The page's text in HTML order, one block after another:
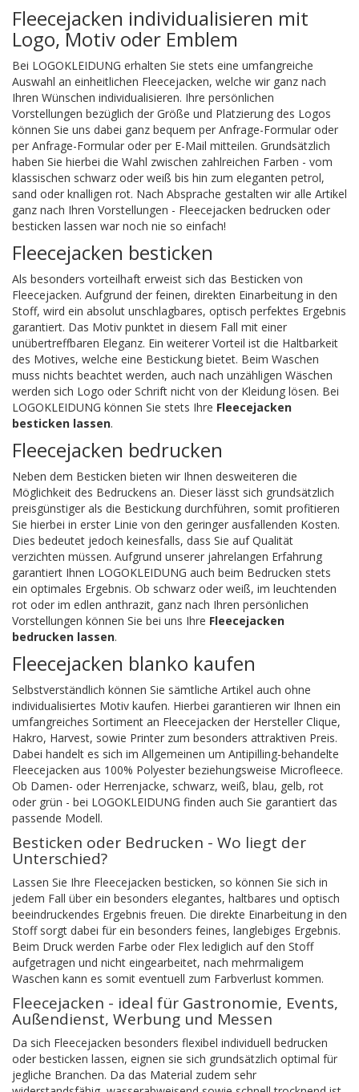
Fleecejacken individualisieren mit
Logo, Motiv oder Emblem
Bei LOGOKLEIDUNG erhalten Sie stets eine umfangreiche
Auswahl an einheitlichen Fleecejacken, welche wir ganz nach
Ihren Wünschen individualisieren. Ihre persönlichen
Vorstellungen bezüglich der Größe und Platzierung des Logos
können Sie uns dabei ganz bequem per Anfrage-Formular oder
per Anfrage-Formular oder per E-Mail mitteilen. Grundsätzlich
haben Sie hierbei die Wahl zwischen zahlreichen Farben - vom
klassischen schwarz oder weiß bis hin zum eleganten petrol,
sand oder knalligen rot. Nach Absprache gestalten wir alle Artikel
ganz nach Ihren Vorstellungen - Fleecejacken bedrucken oder
besticken lassen war noch nie so einfach!
Fleecejacken besticken
Als besonders vorteilhaft erweist sich das Besticken von
Fleecejacken. Aufgrund der feinen, direkten Einarbeitung in den
Stoff, wird ein absolut unschlagbares, optisch perfektes Ergebnis
garantiert. Das Motiv punktet in diesem Fall mit einer
unübertreffbaren Eleganz. Ein weiterer Vorteil ist die Haltbarkeit
des Motives, welche eine Bestickung bietet. Beim Waschen
muss nichts beachtet werden, auch nach unzähligen Wäschen
werden sich Logo oder Schrift nicht von der Kleidung lösen. Bei
LOGOKLEIDUNG können Sie stets Ihre Fleecejacken
besticken lassen.
Fleecejacken bedrucken
Neben dem Besticken bieten wir Ihnen desweiteren die
Möglichkeit des Bedruckens an. Dieser lässt sich grundsätzlich
preisgünstiger als die Bestickung durchführen, somit profitieren
Sie hierbei in erster Linie von den geringer ausfallenden Kosten.
Dies bedeutet jedoch keinesfalls, dass Sie auf Qualität
verzichten müssen. Aufgrund unserer jahrelangen Erfahrung
garantiert Ihnen LOGOKLEIDUNG auch beim Bedrucken stets
ein optimales Ergebnis. Ob schwarz oder weiß, im leuchtenden
rot oder im edlen anthrazit, ganz nach Ihren persönlichen
Vorstellungen können Sie bei uns Ihre Fleecejacken
bedrucken lassen.
Fleecejacken blanko kaufen
Selbstverständlich können Sie sämtliche Artikel auch ohne
individualisiertes Motiv kaufen. Hierbei garantieren wir Ihnen ein
umfangreiches Sortiment an Fleecejacken der Hersteller Clique,
Hakro, Harvest, sowie Printer zum besonders attraktiven Preis.
Dabei handelt es sich im Allgemeinen um Antipilling-behandelte
Fleecejacken aus 100% Polyester beziehungsweise Microfleece.
Ob Damen- oder Herrenjacke, schwarz, weiß, blau, gelb, rot
oder grün - bei LOGOKLEIDUNG finden auch Sie garantiert das
passende Modell.
Besticken oder Bedrucken - Wo liegt der
Unterschied?
Lassen Sie Ihre Fleecejacken besticken, so können Sie sich in
jedem Fall über ein besonders elegantes, haltbares und optisch
beeindruckendes Ergebnis freuen. Die direkte Einarbeitung in den
Stoff sorgt dabei für ein besonders feines, langlebiges Ergebnis.
Beim Druck werden Farbe oder Flex lediglich auf den Stoff
aufgetragen und nicht eingearbeitet, nach mehrmaligem
Waschen kann es somit eventuell zum Farbverlust kommen.
Fleecejacken - ideal für Gastronomie, Events,
Außendienst, Werbung und Messen
Da sich Fleecejacken besonders flexibel individuell bedrucken
oder besticken lassen, eignen sie sich grundsätzlich optimal für
jegliche Branchen. Da das Material zudem sehr